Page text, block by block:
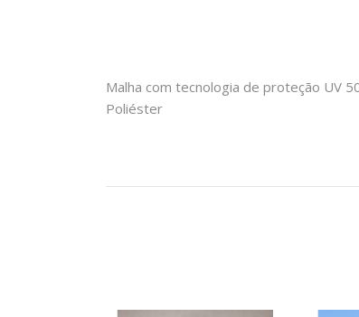
Malha com tecnologia de proteção UV
Poliéster